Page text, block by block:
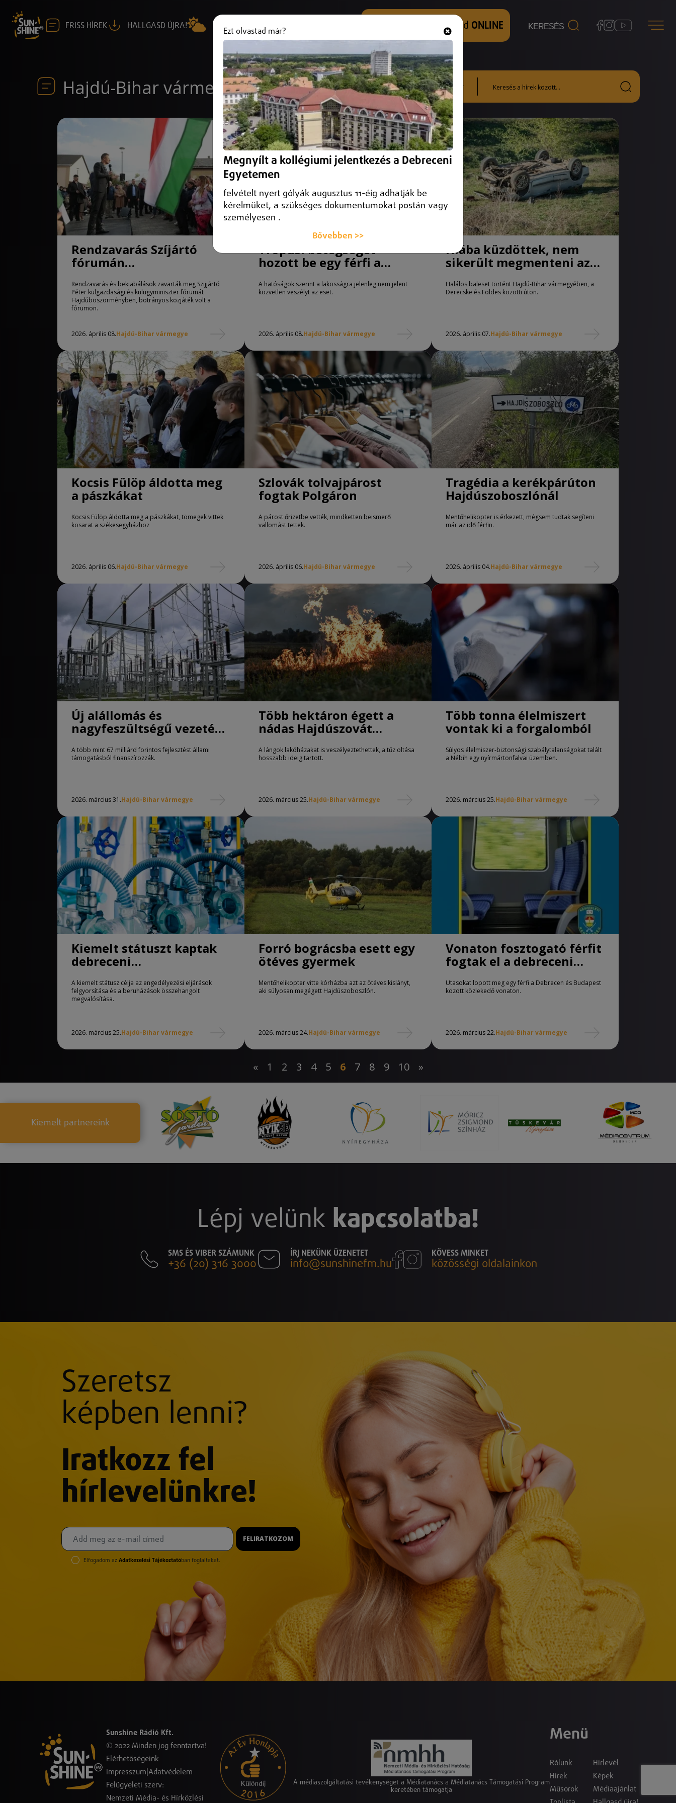
FRISS HÍREK HALLGASD ÚJRA! +36 (20) 316 3000 Hallgasd és nézd ONLINE
Hajdú-Bihar vármegye
Rendzavarás Szíjártó
fórumán
Rendzavarás és bekiabálások zavarták meg Szijjártó
Péter külgazdasági és külügyminiszter fórumát
Hajdúböszörményben, botrányos közjáték volt a
fórumon.
2026. április 08.Hajdú-Bihar vármegye
Trópusi betegséget
hozott be egy férfi a
Hajdúságba
A hatóságok szerint a lakosságra jelenleg nem jelent
közvetlen veszélyt az eset.
2026. április 08.Hajdú-Bihar vármegye
Hiába küzdöttek, nem
sikerült megmenteni az
Halálos baleset történt Hajdú-Bihar vármegyében, a
Derecske és Földes közötti úton.
2026. április 07.Hajdú-Bihar vármegye
Kocsis Fülöp áldotta meg
a pászkákat
Kocsis Fülöp áldotta meg a pászkákat, tömegek vittek
kosarat a székesegyházhoz
2026. április 06.Hajdú-Bihar vármegye
Szlovák tolvajpárost
fogtak Polgáron
A párost őrizetbe vették, mindketten beismerő
vallomást tettek.
2026. április 06.Hajdú-Bihar vármegye
Tragédia a kerékpárúton
Hajdúszoboszlónál
Mentőhelikopter is érkezett, mégsem tudtak segíteni
már az idő férfin.
2026. április 04.Hajdú-Bihar vármegye
Új alállomás és
nagyfeszültségű vezeték
épül
A több mint 67 milliárd forintos fejlesztést állami
támogatásból finanszírozzák.
2026. március 31.Hajdú-Bihar vármegye
Több hektáron égett a
nádas Hajdúszovát
térségében
A lángok lakóházakat is veszélyeztethettek, a tűz oltása
hosszabb ideig tartott.
2026. március 25.Hajdú-Bihar vármegye
Több tonna élelmiszert
vontak ki a forgalomból
Súlyos élelmiszer-biztonsági szabálytalanságokat talált
a Nébih egy nyírmártonfalvai üzemben.
2026. március 25.Hajdú-Bihar vármegye
Kiemelt státuszt kaptak
debreceni
A kiemelt státusz célja az engedélyezési eljárások
felgyorsítása és a beruházások összehangolt
megvalósítása.
2026. március 25.Hajdú-Bihar vármegye
Forró bográcsba esett egy
ötéves gyermek
Mentőhelikopter vitte kórházba azt az ötéves kislányt,
aki súlyosan megégett Hajdúszoboszlón.
2026. március 24.Hajdú-Bihar vármegye
Vonaton fosztogató férfit
fogtak el a debreceni
rendőrök
Utasokat lopott meg egy férfi a Debrecen és Budapest
között közlekedő vonaton.
2026. március 22.Hajdú-Bihar vármegye
« 1 2 3 4 5 6 7 8 9 10 »
Kiemelt partnereink
Lépj velünk kapcsolatba!
SMS ÉS VIBER SZÁMUNK
+36 (20) 316 3000
ÍRJ NEKÜNK ÜZENETET
info@sunshinefm.hu
KÖVESS MINKET
közösségi oldalainkon
Szeretsz
képben lenni?
Iratkozz fel
hírlevelünkre!
FELIRATKOZOM
Elfogadom az Adatkezelési Tájékoztatóban foglaltakat.
Sunshine Rádió Kft.
© 2022 Minden jog fenntartva!
Elérhetőségeink
Impresszum Adatvédelem
Felügyeleti szerv:
Nemzeti Média- és Hírközlési
A médiaszolgáltatási tevékenységet a Médiatanács a Médiatanács Támogatási Program
keretében támogatja
Menü
Rólunk
Hírek
Műsorok
Hírlevél
Képek
Médiaajánlat
Ezt olvastad már?
Megnyílt a kollégiumi jelentkezés a Debreceni
Egyetemen
felvételt nyert gólyák augusztus 11-éig adhatják be
kérelmüket, a szükséges dokumentumokat postán vagy
személyesen .
Bővebben >>